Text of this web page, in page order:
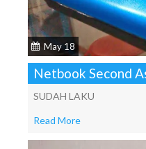
May 18
Netbook Second
SUDAH LAKU
Read More